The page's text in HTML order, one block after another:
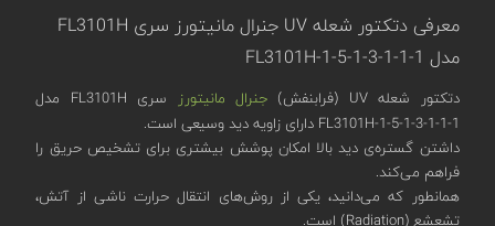
معرفی دتکتور شعله UV جنرال مانیتورز سری FL3101H
مدل FL3101H-1-5-1-3-1-1-1
دتکتور شعله UV (فرابنفش) جنرال مانیتورز
سری FL3101H مدل
FL3101H-1-5-1-3-1-1-1 دارای زاویه دید وسیعی است.
داشتن گستره‌ی دید بالا امکان پوشش بیشتری برای تشخیص حریق را
فراهم می‌کند.
همانطور که می‌دانید، یکی از روش‌های انتقال حرارت ناشی از آتش،
تشعشع (Radiation) است.